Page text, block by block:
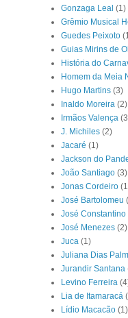
Gonzaga Leal (1)
Grêmio Musical
Guedes Peixoto
Guias Mirins de
História do
Homem da Meia
Hugo Martins (3)
Inaldo Moreira (2)
Irmãos Valença
J. Michiles (2)
Jacaré (1)
Jackson do
João Santiago (3)
Jonas Cordeiro
José Bartolomeu
José Constantino
José Menezes (2)
Juca (1)
Juliana Dias
Jurandir Santana
Levino Ferreira
Lia de Itamaracá
Lídio Macacão (1)